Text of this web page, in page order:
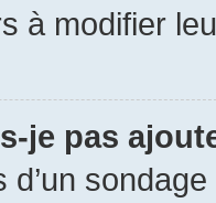
à modifier
je pas
d’un